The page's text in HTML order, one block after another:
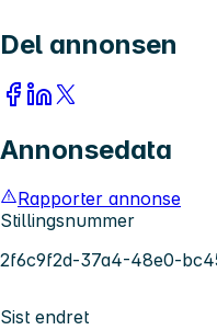
Del annonsen
Annonsedata
Rapporter annonse
Stillingsnummer
2f6c9f2d-37a4-48e0-
Sist endret